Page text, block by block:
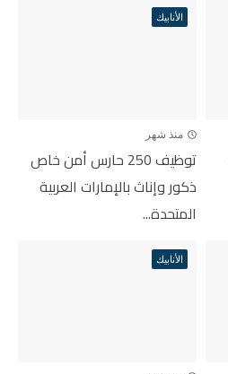
الأنابيك
منذ شهر
توظيف 250 حارس أمن خاص
ذكور وإناث بالإمارات العربية
المتحدة...
الأنابيك